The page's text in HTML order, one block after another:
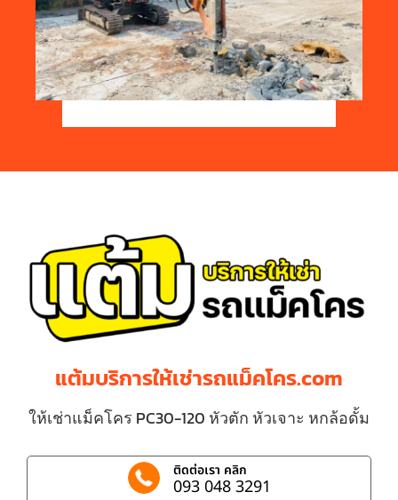
แต้มบริการให้เช่ารถแม็คโคร.com
ให้เช่าแม็คโคร PC30-120 หัวตัก หัวเจาะ หกล้อดั้ม
ติดต่อเรา คลิก
093 048 3291